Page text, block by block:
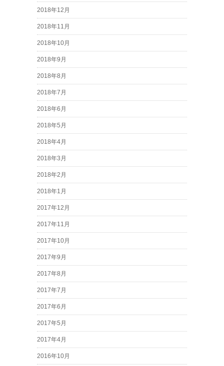
2018年12月
2018年11月
2018年10月
2018年9月
2018年8月
2018年7月
2018年6月
2018年5月
2018年4月
2018年3月
2018年2月
2018年1月
2017年12月
2017年11月
2017年10月
2017年9月
2017年8月
2017年7月
2017年6月
2017年5月
2017年4月
2016年10月